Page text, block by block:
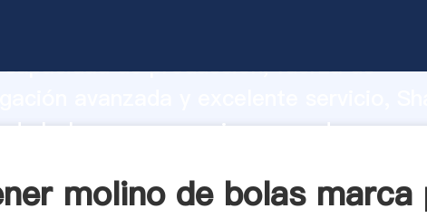
de producción, fuerza de
de bolas marca precio proveedor crea
molino de bolas marca